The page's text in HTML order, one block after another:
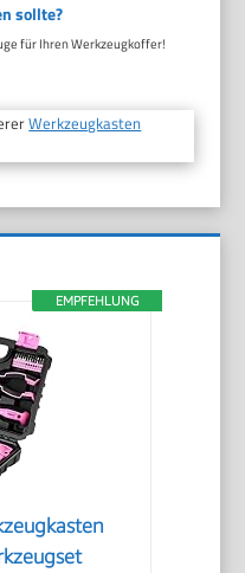
sollte?
für Ihren Werkzeugkoffer!
Werkzeugkasten
EMPFEHLUNG